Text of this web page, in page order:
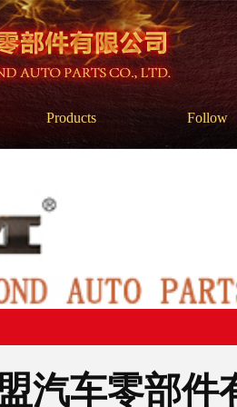
Products Follow
汽车零部件